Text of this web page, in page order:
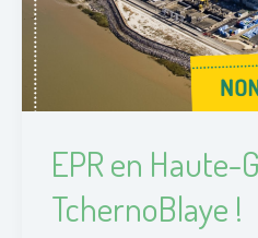
EPR en Haute-
TchernoBlaye !
TchernoBlaye